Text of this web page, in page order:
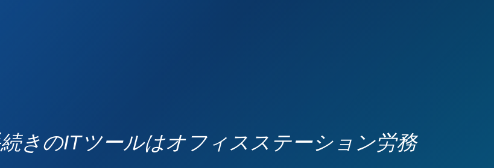
きのITツールはオフィスステーション労務